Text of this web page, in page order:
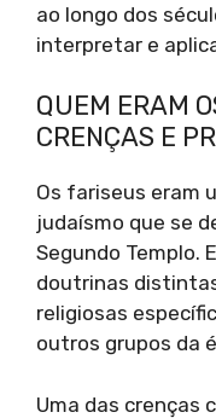
ao longo dos
interpretar e
QUEM ERAM
CRENÇAS E
Os fariseus eram
judaísmo que se
Segundo Templo.
doutrinas
religiosas
outros grupos da
Uma das crenças